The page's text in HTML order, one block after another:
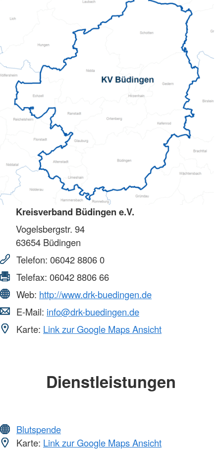
Kreisverband Büdingen e.V.
Vogelsbergstr. 94
63654 Büdingen
Telefon: 06042 8806 0
Telefax: 06042 8806 66
Web: http://www.drk-buedingen.de
E-Mail: info@drk-buedingen.de
Karte: Link zur Google Maps Ansicht
Dienstleistungen
Blutspende
Karte: Link zur Google Maps Ansicht